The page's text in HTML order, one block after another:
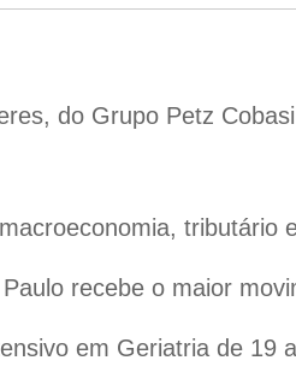
do Grupo Petz
tributário
recebe o maior
em Geriatria de 19